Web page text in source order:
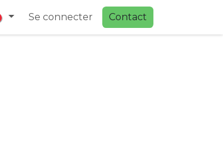
Se connecter Contact